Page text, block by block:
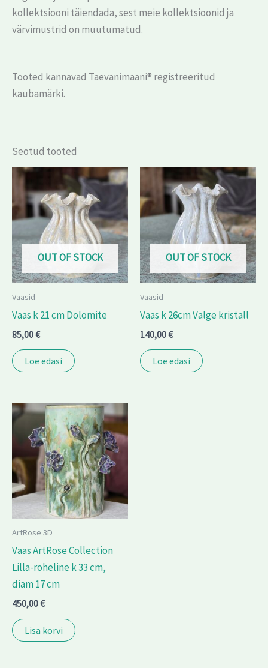
kollektsiooni täiendada, sest meie kollektsioonid ja
värvimustrid on muutumatud.
Tooted kannavad Taevanimaani® registreeritud
kaubamärki.
Seotud tooted
OUT OF STOCK
Vaasid
Vaas k 21 cm Dolomite
85,00€
Loe edasi
OUT OF STOCK
Vaasid
Vaas k 26cm Valge kristall
140,00€
Loe edasi
ArtRose 3D
Vaas ArtRose Collection
Lilla-roheline k 33 cm,
diam 17 cm
450,00€
Lisa korvi